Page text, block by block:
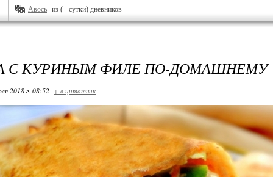
Авось из (+ сутки) дневников
С КУРИНЫМ ФИЛЕ ПО-ДОМАШНЕМУ
2018 г. 08:52 + в цитатник